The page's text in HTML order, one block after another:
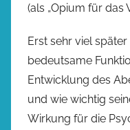
(als „Opium für das
Erst sehr viel
bedeutsame
Entwicklung des
und wie wichtig
Wirkung für die